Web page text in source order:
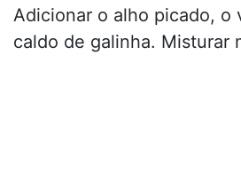
Adicionar o alho picado, o
caldo de galinha. Misturar